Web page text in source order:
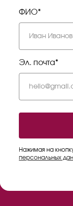
ФИО*
Эл. почта*
Нажимая на
персональных